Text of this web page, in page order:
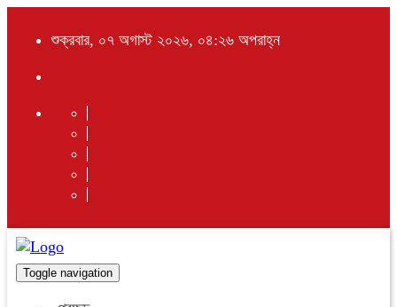
শুক্রবার, ০৭ অগাস্ট ২০২৬, ০৪:২৬ অপরাহ্ন
Toggle navigation